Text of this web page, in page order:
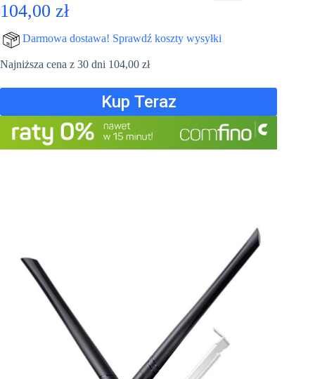
104,00 zł
Darmowa dostawa! Sprawdź koszty wysyłki
Najniższa cena z 30 dni 104,00 zł
Kup Teraz